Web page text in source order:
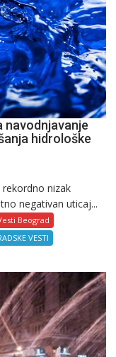
navodnjavanje
hidrološke
nizak
negativan uticaj...
Beograd
VESTI